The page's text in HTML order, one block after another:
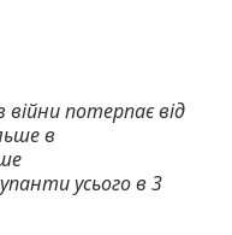
потерпає від
в
усього в 3